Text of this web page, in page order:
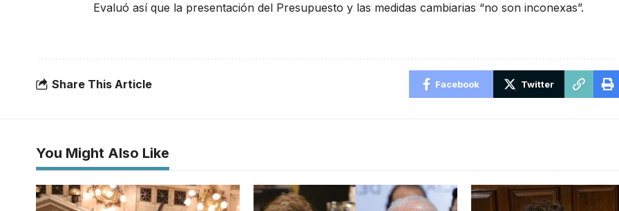
Evaluó así que la presentación del Presupuesto y las medidas cambiarias “no son inconexas”.
Share This Article Facebook Twitter
You Might Also Like